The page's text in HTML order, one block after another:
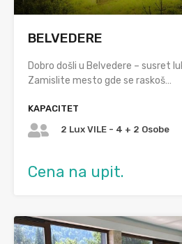
BELVEDERE
Dobro došli u Belvedere – susret
Zamislite mesto gde se raskoš…
KAPACITET
2 Lux VILE - 4 + 2 Osobe
Cena na upit.